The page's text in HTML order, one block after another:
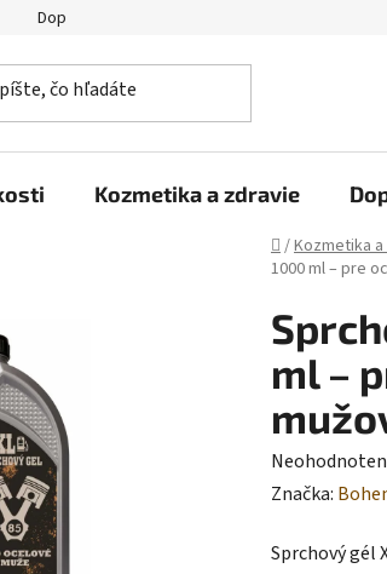
Doprava a platba
Kozmetika a zdravie
Domov
/Kozmetika
1000 ml – pre
ml –
Priemerné
hodnotenie
je
Značka:
Sprchový gél